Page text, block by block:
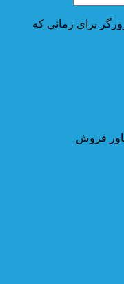
برای زمانی که
فروش